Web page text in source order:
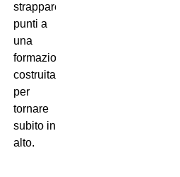
strappare
punti a
una
formazione
costruita
per
tornare
subito in
alto.